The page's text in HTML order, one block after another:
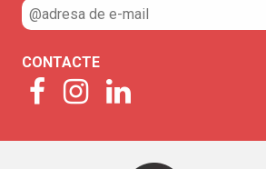
CONTACTE